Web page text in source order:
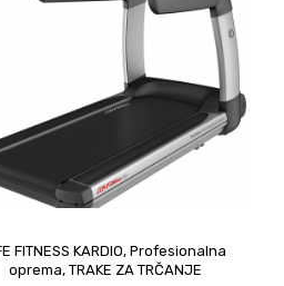
FITNESS KARDIO, Profesionalna
oprema, TRAKE ZA TRČANJE